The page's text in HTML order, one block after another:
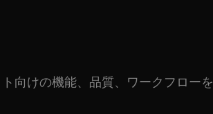
向けの機能、品質、ワークフロー